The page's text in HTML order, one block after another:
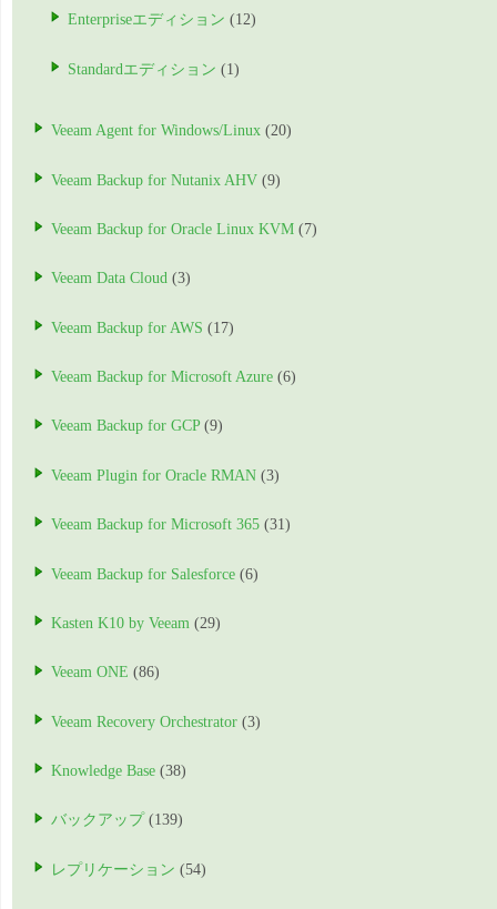
Enterpriseエディション (12)
Standardエディション (1)
Veeam Agent for Windows/Linux (20)
Veeam Backup for Nutanix AHV (9)
Veeam Backup for Oracle Linux KVM (7)
Veeam Data Cloud (3)
Veeam Backup for AWS (17)
Veeam Backup for Microsoft Azure (6)
Veeam Backup for GCP(9)
Veeam Plugin for Oracle RMAN (3)
Veeam Backup for Microsoft 365 (31)
Veeam Backup for Salesforce (6)
Kasten K10 by Veeam (29)
Veeam ONE (86)
Veeam Recovery Orchestrator (3)
Knowledge Base (38)
バックアップ (139)
レプリケーション (54)